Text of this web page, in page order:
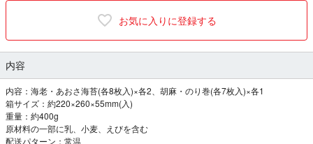
お気に入りに登録する
内容
内容：海老・あおさ海苔(各8枚入)×各2、胡麻・のり巻(各7枚入)×各1
箱サイズ：約220×260×55mm(入)
重量：約400g
原材料の一部に乳、小麦、えびを含む
配送パターン：常温